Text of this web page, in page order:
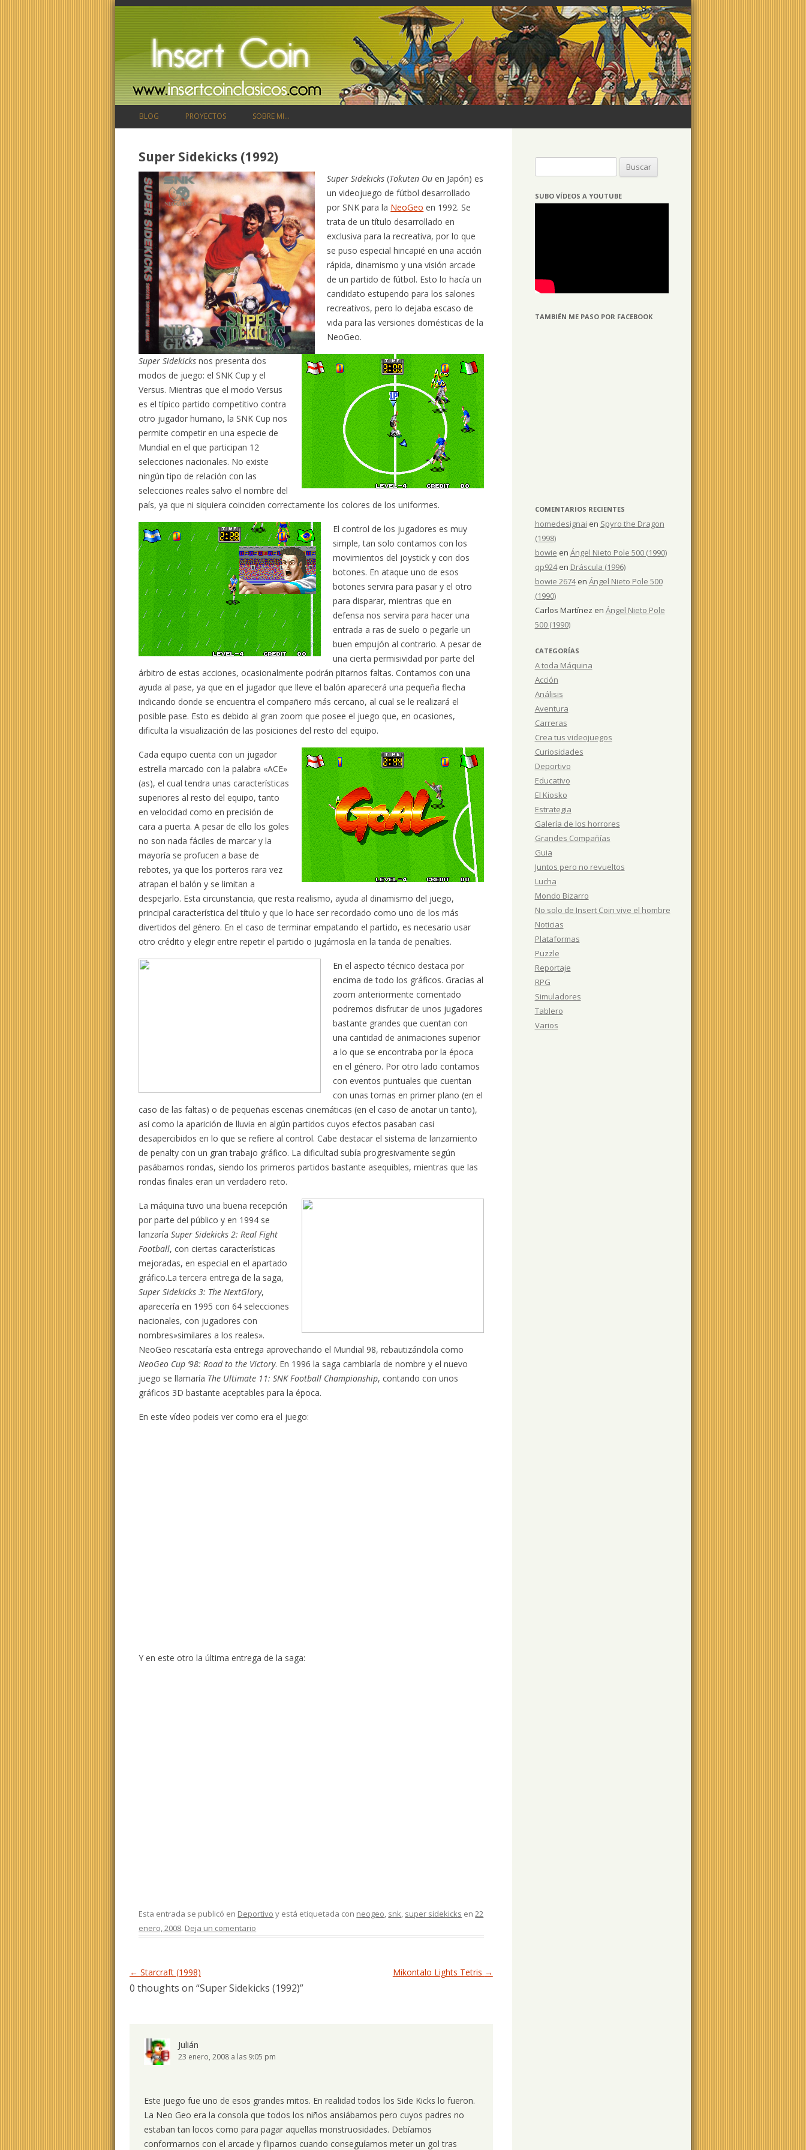
BLOG PROYECTOS SOBRE MI…
Super Sidekicks (1992)
Super Sidekicks (Tokuten Ouen Japón) es
un videojuego de fútbol desarrollado
por SNK para la NeoGeo en 1992. Se
trata de un título desarrollado en
exclusiva para la recreativa, por lo que
se puso especial hincapié en una acción
rápida, dinamismo y una visión arcade
de un partido de fútbol. Esto lo hacía un
candidato estupendo para los salones
recreativos, pero lo dejaba escaso de
vida para las versiones domésticas de la
NeoGeo.
Super Sidekicksnos presenta dos
modos de juego: el SNK Cup y el
Versus. Mientras que el modo Versus
es el típico partido competitivo contra
otro jugador humano, la SNK Cup nos
permite competir en una especie de
Mundial en el que participan 12
selecciones nacionales. No existe
ningún tipo de relación con las
selecciones reales salvo el nombre del
país, ya que ni siquiera coinciden correctamente los colores de los uniformes.
El control de los jugadores es muy
simple, tan solo contamos con los
movimientos del joystick y con dos
botones. En ataque uno de esos
botones servira para pasar y el otro
para disparar, mientras que en
defensa nos servira para hacer una
entrada a ras de suelo o pegarle un
buen empujón al contrario. A pesar de
una cierta permisividad por parte del
árbitro de estas acciones, ocasionalmente podrán pitarnos faltas. Contamos con una
ayuda al pase, ya que en el jugador que lleve el balón aparecerá una pequeña flecha
indicando donde se encuentra el compañero más cercano, al cual se le realizará el
posible pase. Esto es debido al gran zoom que posee el juego que, en ocasiones,
dificulta la visualización de las posiciones del resto del equipo.
Cada equipo cuenta con un jugador
estrella marcado con la palabra «ACE»
(as), el cual tendra unas características
superiores al resto del equipo, tanto
en velocidad como en precisión de
cara a puerta. A pesar de ello los goles
no son nada fáciles de marcar y la
mayoría se profucen a base de
rebotes, ya que los porteros rara vez
atrapan el balón y se limitan a
despejarlo. Esta circunstancia, que resta realismo, ayuda al dinamismo del juego,
principal característica del título y que lo hace ser recordado como uno de los más
divertidos del género. En el caso de terminar empatando el partido, es necesario usar
otro crédito y elegir entre repetir el partido o jugárnosla en la tanda de penalties.
En el aspecto técnico destaca por
encima de todo los gráficos. Gracias al
zoom anteriormente comentado
podremos disfrutar de unos jugadores
bastante grandes que cuentan con
una cantidad de animaciones superior
a lo que se encontraba por la época
en el género. Por otro lado contamos
con eventos puntuales que cuentan
con unas tomas en primer plano (en el
caso de las faltas) o de pequeñas escenas cinemáticas (en el caso de anotar un tanto),
así como la aparición de lluvia en algún partidos cuyos efectos pasaban casi
desapercibidos en lo que se refiere al control. Cabe destacar el sistema de lanzamiento
de penalty con un gran trabajo gráfico. La dificultad subía progresivamente según
pasábamos rondas, siendo los primeros partidos bastante asequibles, mientras que las
rondas finales eran un verdadero reto.
La máquina tuvo una buena recepción
por parte del público y en 1994 se
lanzaríaSuper Sidekicks 2: Real Fight
Football, con ciertas características
mejoradas, en especial en el apartado
gráfico.La tercera entrega de la saga,
Super Sidekicks 3: The NextGlory,
aparecería en 1995 con 64 selecciones
nacionales, con jugadores con
nombres»similares a los reales».
NeoGeo rescataría esta entrega aprovechando el Mundial 98, rebautizándola como
NeoGeo Cup ’98: Road to the Victory. En 1996 la saga cambiaría de nombre y el nuevo
juego se llamaría The Ultimate 11: SNK Football Championship, contando con unos
gráficos 3D bastante aceptables para la época.
En este vídeo podeis ver como era el juego:
Y en este otro la última entrega de la saga:
Esta entrada se publicó en Deportivo y está etiquetada con neogeo, snk, super sidekicks en22
enero, 2008. Deja un comentario
Navegación de entradas
← Starcraft (1998) Mikontalo Lights Tetris →
0 thoughts on “Super Sidekicks (1992)”
Julián
23 enero, 2008 a las 9:05 pm
Este juego fue uno de esos grandes mitos. En realidad todos los Side Kicks lo fueron.
La Neo Geo era la consola que todos los niños ansiábamos pero cuyos padres no
estaban tan locos como para pagar aquellas monstruosidades. Debíamos
conformarnos con el arcade y fliparnos cuando conseguíamos meter un gol tras
SUBO VÍDEOS A YOUTUBE
TAMBIÉN ME PASO POR FACEBOOK
COMENTARIOS RECIENTES
homedesignai en Spyro the Dragon
(1998)
bowie en Ángel Nieto Pole 500 (1990)
qp924en Dráscula (1996)
bowie 2674en Ángel Nieto Pole 500
(1990)
Carlos Martínez en Ángel Nieto Pole
500 (1990)
CATEGORÍAS
A toda Máquina
Acción
Análisis
Aventura
Carreras
Crea tus videojuegos
Curiosidades
Deportivo
Educativo
El Kiosko
Estrategia
Galería de los horrores
Grandes Compañías
Guia
Juntos pero no revueltos
Lucha
Mondo Bizarro
No solo de Insert Coin vive el hombre
Noticias
Plataformas
Puzzle
Reportaje
RPG
Simuladores
Tablero
Varios